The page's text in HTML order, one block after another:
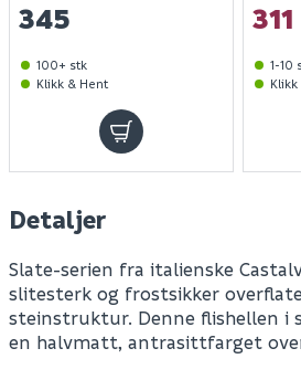
345
100+ stk
Klikk & Hent
311
1-10
Detaljer
Slate-serien fra italienske
slitesterk og frostsikker
steinstruktur. Denne flishellen i
en halvmatt, antrasittfarget